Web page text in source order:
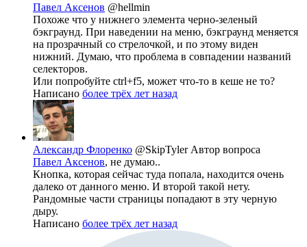
Павел Аксенов @hellmin
Похоже что у нижнего элемента черно-зеленый
бэкграунд. При наведении на меню, бэкграунд меняется
на прозрачный со стрелочкой, и по этому виден
нижний. Думаю, что проблема в совпадении названий
селекторов.
Или попробуйте ctrl+f5, может что-то в кеше не то?
Написано более трёх лет назад
Александр Флоренко @SkipTyler Автор вопроса
Павел Аксенов, не думаю..
Кнопка, которая сейчас туда попала, находится очень
далеко от данного меню. И второй такой нету.
Рандомные части страницы попадают в эту черную
дыру.
Написано более трёх лет назад